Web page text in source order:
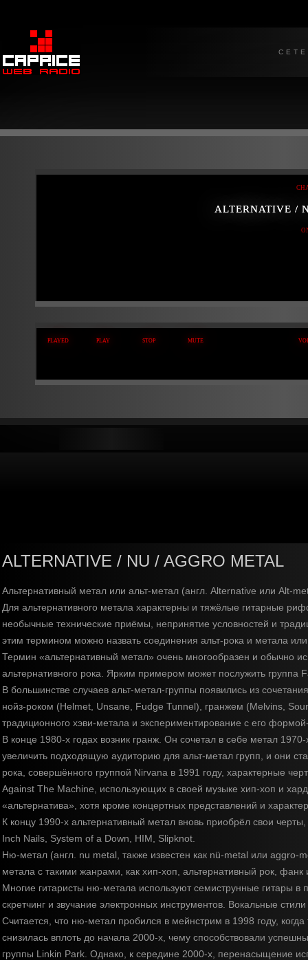
ALTERNATIVE /
ALTERNATIVE / NU / AGGRO METAL
Альтернативный метал или альт-метал (англ. Alternative или Alt-
Для альтернативного метала характерны и тяжёлые гитарные
необычные технические приёмы, непринятие условностей и
этим термином можно назвать соединения альт-рока и метала
Термин «альтернативный метал» очень многообразен и обычно
альтернативного рока. Ярким примером может послужить группа
В большинстве случаев альт-метал-группы появились из
нойз-роком (Helmet, Unsane, Fudge Tunnel), гранжем (Melvins,
традиционного хэви-метала и экспериментирование с его
В конце 1980-х годах возник гранж. Он сочетал в себе метал
увеличить подходящую аудиторию для альт-метал групп, и они
рока, совершённого группой Nirvana в 1991 году, характерные
Against The Machine, использующих в своей музыке хип-хоп и
«альтернатива», хотя кроме концертных представлений и
К концу 1990-х альтернативный метал вновь приобрёл свои
Inch Nails, System of a Down, HIM, Slipknot.
Ню-метал (англ. nu metal, также известен как nü-metal или
метала с такими жанрами, как хип-хоп, альтернативный рок,
Многие гитаристы ню-метала используют семиструнные гитары в
скретчинг и звучание электронных инструментов. Вокальные
Считается, что ню-метал пробился в мейнстрим в 1998 году,
снизилась вплоть до начала 2000-х, чему способствовали
группы Linkin Park. Однако, к середине 2000-х, перенасыщение